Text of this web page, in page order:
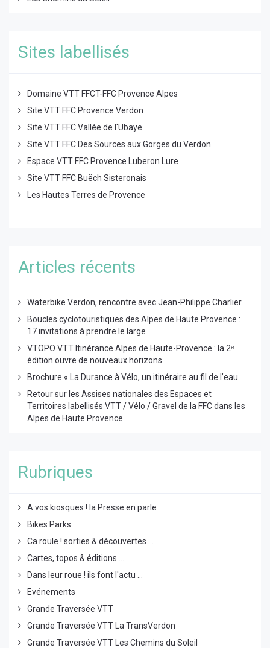
Sites labellisés
Domaine VTT FFCT-FFC Provence Alpes
Site VTT FFC Provence Verdon
Site VTT FFC Vallée de l'Ubaye
Site VTT FFC Des Sources aux Gorges du Verdon
Espace VTT FFC Provence Luberon Lure
Site VTT FFC Buëch Sisteronais
Les Hautes Terres de Provence
Articles récents
Waterbike Verdon, rencontre avec Jean-Philippe Charlier
Boucles cyclotouristiques des Alpes de Haute Provence :
17 invitations à prendre le large
VTOPO VTT Itinérance Alpes de Haute-Provence : la 2ᵉ
édition ouvre de nouveaux horizons
Brochure « La Durance à Vélo, un itinéraire au fil de l’eau
Retour sur les Assises nationales des Espaces et
Territoires labellisés VTT / Vélo / Gravel de la FFC dans les
Alpes de Haute Provence
Rubriques
A vos kiosques ! la Presse en parle
Bikes Parks
Ca roule ! sorties & découvertes ...
Cartes, topos & éditions ...
Dans leur roue ! ils font l'actu ...
Evénements
Grande Traversée VTT
Grande Traversée VTT La TransVerdon
Grande Traversée VTT Les Chemins du Soleil